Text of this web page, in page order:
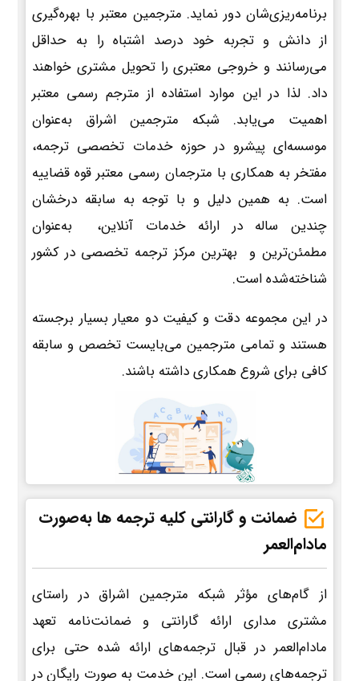
برنامه‌ریزی‌شان دور نماید. مترجمین معتبر با بهره‌گیری
از دانش و تجربه خود درصد اشتباه را به حداقل
می‌رسانند و خروجی معتبری را تحویل مشتری خواهند
داد. لذا در این موارد استفاده از مترجم رسمی معتبر
اهمیت می‌یابد. شبکه مترجمین اشراق به‌عنوان
موسسه‌ای پیشرو در حوزه خدمات تخصصی ترجمه،
مفتخر به همکاری با مترجمان رسمی معتبر قوه قضاییه
است. به همین دلیل و با توجه به سابقه درخشان
چندین ساله در ارائه خدمات آنلاین، به‌عنوان
مطمئن‌ترین و بهترین مرکز ترجمه تخصصی در کشور
شناخته‌شده است.
در این مجموعه دقت و کیفیت دو معیار بسیار برجسته
هستند و تمامی مترجمین می‌بایست تخصص و سابقه
کافی برای شروع همکاری داشته باشند.
ضمانت و گارانتی کلیه ترجمه ها به‌صورت
مادام‌العمر
از گام‌های مؤثر شبکه مترجمین اشراق در راستای
مشتری مداری ارائه گارانتی و ضمانت‌نامه تعهد
مادام‌العمر در قبال ترجمه‌های ارائه شده حتی برای
ترجمه‌های رسمی است. این خدمت به صورت رایگان در